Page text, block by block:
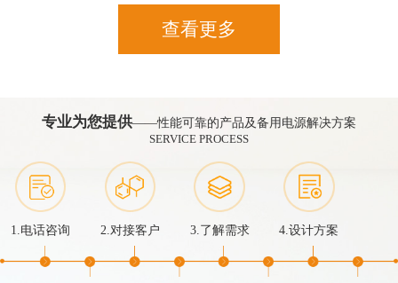
查看更多
专业为您提供——性能可靠的产品及备用电源解决方案
SERVICE PROCESS
1.电话咨询 2.对接客户 3.了解需求 4.设计方案